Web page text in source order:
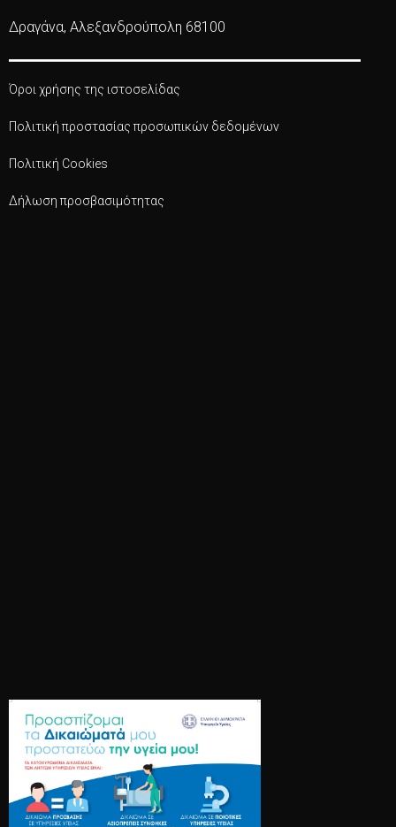
Δραγάνα, Αλεξανδρούπολη 68100
Όροι χρήσης της ιστοσελίδας
Πολιτική προστασίας προσωπικών δεδομένων
Πολιτική Cookies
Δήλωση προσβασιμότητας